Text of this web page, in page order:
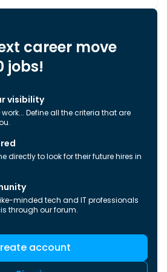
career move
jobs!
visibility
Define all the criteria that are
directly to look for their future hires in
minded tech and IT professionals
through our forum.
account